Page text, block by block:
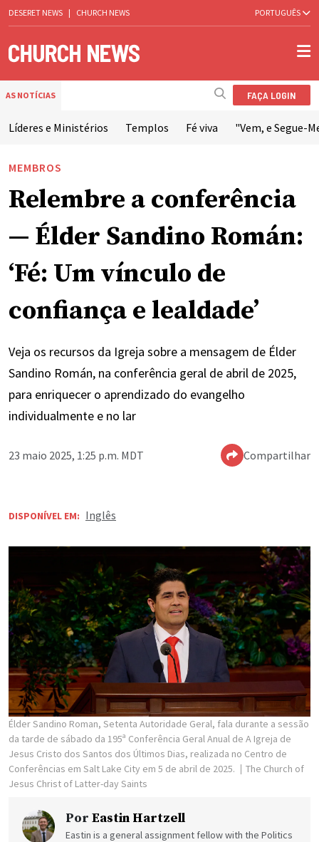
DESERET NEWS | CHURCH NEWS PORTUGUÊS
AS NOTÍCIAS FAÇA LOGIN
Líderes e Ministérios Templos Fé viva "Vem, e Segue-
MEMBROS
Relembre a conferência
— Élder Sandino Román:
‘Fé: Um vínculo de
confiança e lealdade’
Veja os recursos da Igreja sobre a mensagem de Élder
Sandino Román, na conferência geral de abril de 2025,
para enriquecer o aprendizado do evangelho
individualmente e no lar
23 maio 2025, 1:25 p.m. MDT Compartilhar
DISPONÍVEL EM: Inglês
Élder Sandino Roman, Setenta Autoridade Geral, fala durante a sessão
da tarde de sábado da 195ª Conferência Geral Anual de A Igreja de
Jesus Cristo dos Santos dos Últimos Dias, realizada no Centro de
Conferências em Salt Lake City em 5 de abril de 2025.
The Church of
Jesus Christ of Latter-day Saints
Por Eastin Hartzell
Eastin is a general assignment fellow with the Politics